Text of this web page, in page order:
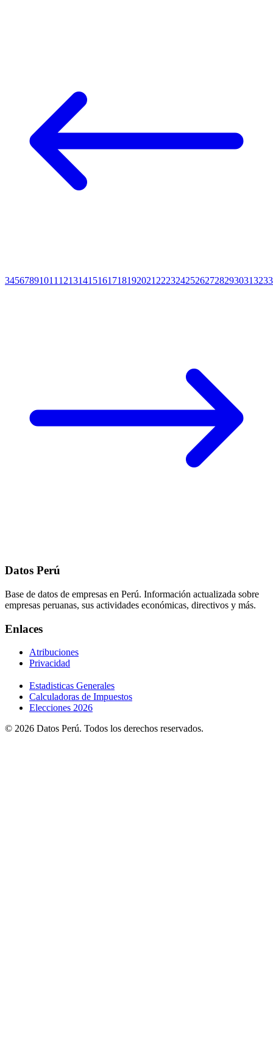
34567891011 12131415161718192021 222324252627282930313233
Datos Perú
Base de datos de empresas en Perú. Información actualizada sobre
empresas peruanas, sus actividades económicas, directivos y más.
Enlaces
Atribuciones
Privacidad
Estadisticas Generales
Calculadoras de Impuestos
Elecciones 2026
© 2026 Datos Perú. Todos los derechos reservados.